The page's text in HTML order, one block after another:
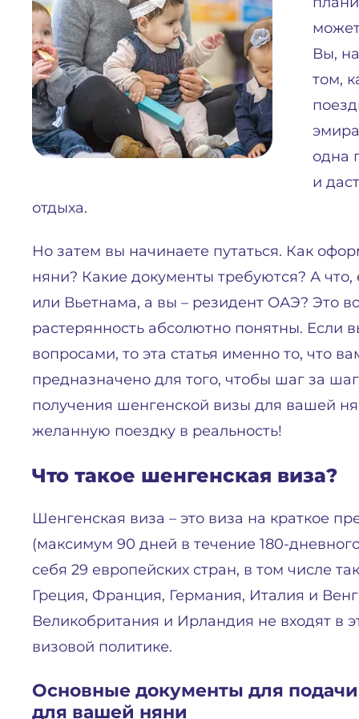
Вы,
том,
одна
и
отдыха.
Но затем вы начинаете путаться. Как
няни? Какие документы требуются? А
или Вьетнама, а вы – резидент ОАЭ? Это
растерянность абсолютно понятны. Если
вопросами, то эта статья именно то, что
предназначено для того, чтобы шаг за
получения шенгенской визы для вашей
желанную поездку в реальность!
Что такое шенгенская виза?
Шенгенская виза – это виза на краткое
(максимум 90 дней в течение 180-
себя 29 европейских стран, в том числе
Греция, Франция, Германия, Италия и
Великобритания и Ирландия не входят в
визовой политике.
Основные документы для
для вашей няни